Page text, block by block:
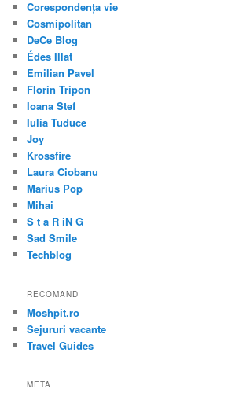
Corespondența vie
Cosmipolitan
DeCe Blog
Édes Illat
Emilian Pavel
Florin Tripon
Ioana Stef
Iulia Tuduce
Joy
Krossfire
Laura Ciobanu
Marius Pop
Mihai
S t a R iN G
Sad Smile
Techblog
RECOMAND
Moshpit.ro
Sejururi vacante
Travel Guides
META